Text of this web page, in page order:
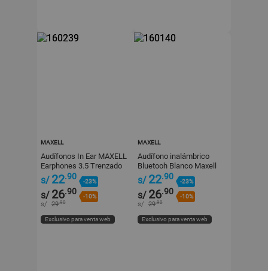
MAXELL
Audífonos In Ear MAXELL
Earphones 3.5 Trenzado
Gris
s/ 22.90
-23%
s/ 26.90
-10%
s/ 29.90
Exclusivo para venta web
MAXELL
Audífono inalámbrico
Bluetooh Blanco Maxell
EB-BT100
s/ 22.90
-23%
s/ 26.90
-10%
s/ 29.90
Exclusivo para venta web